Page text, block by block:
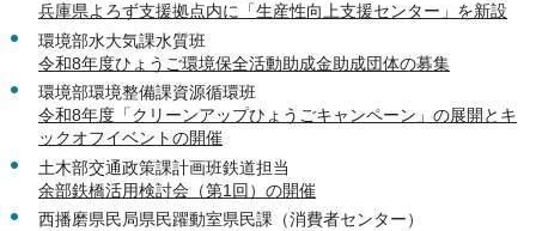
兵庫県よろず支援拠点内に「生産性向上支援センター」を新設
環境部水大気課水質班
令和8年度ひょうご環境保全活動助成金助成団体の募集
環境部環境整備課資源循環班
令和8年度「クリーンアップひょうごキャンペーン」の展開とキ
ックオフイベントの開催
土木部交通政策課計画班鉄道担当
余部鉄橋活用検討会（第1回）の開催
西播磨県民局県民躍動室県民課（消費者センター）